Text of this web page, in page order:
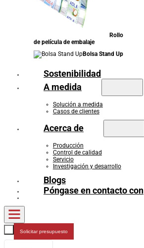
Rollo
de película de embalaje
Bolsa Stand Up
Sostenibilidad
A medida
Solución a medida
Casos de clientes
Acerca de
Producción
Control de calidad
Servicio
Investigación y desarrollo
Blogs
Póngase en contacto con
Solicitar presupuesto